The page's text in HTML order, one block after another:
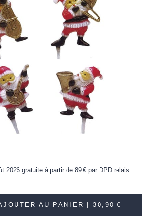
2026 gratuite à partir de 89 €par DPD relais
AU PANIER |30,90 €